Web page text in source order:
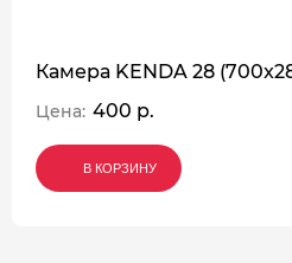
Камера KENDA 28
Цена: 400 р.
В КОРЗИНУ
В КОРЗИНУ
В КОРЗИНУ